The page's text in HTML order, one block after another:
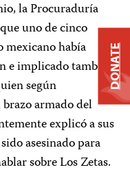
la Procuraduría
uno de cinco
había
e implicado también
según
brazo armado del
explicó a sus
asesinado para
sobre Los Zetas.
DONATE